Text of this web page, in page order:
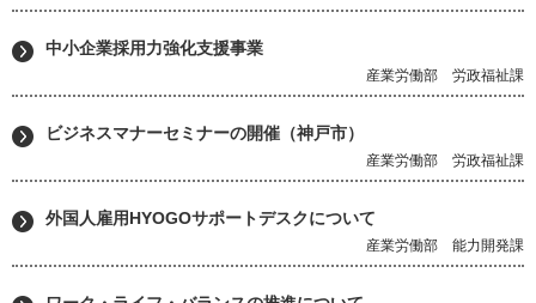
中小企業採用力強化支援事業
産業労働部 労政福祉課
ビジネスマナーセミナーの開催（神戸市）
産業労働部 労政福祉課
外国人雇用HYOGOサポートデスクについて
産業労働部 能力開発課